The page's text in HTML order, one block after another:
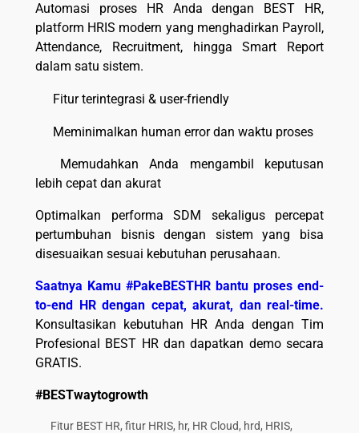
Automasi proses HR Anda dengan BEST HR,
platform HRIS modern yang menghadirkan Payroll,
Attendance, Recruitment, hingga Smart Report
dalam satu sistem.
Fitur terintegrasi & user-friendly
Meminimalkan human error dan waktu proses
Memudahkan Anda mengambil keputusan
lebih cepat dan akurat
Optimalkan performa SDM sekaligus percepat
pertumbuhan bisnis dengan sistem yang bisa
disesuaikan sesuai kebutuhan perusahaan.
Saatnya Kamu #PakeBESTHR bantu proses end-
to-end HR dengan cepat, akurat, dan real-time.
Konsultasikan kebutuhan HR Anda dengan Tim
Profesional BEST HR dan dapatkan demo secara
GRATIS.
#BESTwaytogrowth
Fitur BEST HR, fitur HRIS, hr, HR Cloud, hrd, HRIS,